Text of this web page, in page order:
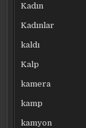
Kadın
Kadınlar
kaldı
Kalp
kamera
kamp
kamyon